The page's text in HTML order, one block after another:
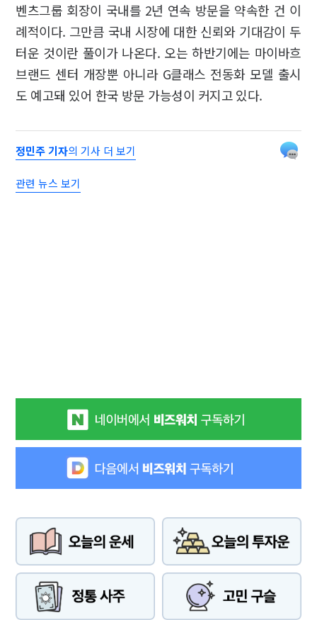
벤츠그룹 회장이 국내를 2년 연속 방문을 약속한 건 이
례적이다. 그만큼 국내 시장에 대한 신뢰와 기대감이 두
터운 것이란 풀이가 나온다. 오는 하반기에는 마이바흐
브랜드 센터 개장뿐 아니라 G클래스 전동화 모델 출시
도 예고돼 있어 한국 방문 가능성이 커지고 있다.
정민주 기자의 기사 더 보기
관련 뉴스 보기